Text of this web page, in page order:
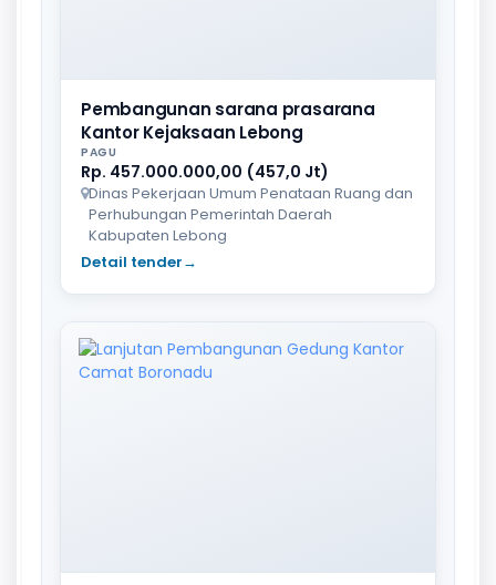
Pembangunan sarana prasarana
Kantor Kejaksaan Lebong
PAGU
Rp. 457.000.000,00 (457,0 Jt)
Dinas Pekerjaan Umum Penataan Ruang dan
Perhubungan Pemerintah Daerah
Kabupaten Lebong
Detail tender→